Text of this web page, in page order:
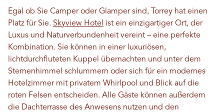
Egal ob Sie Camper oder Glamper sind, Torrey hat einen
Platz für Sie. Skyview Hotel
ist ein einzigartiger Ort, der
Luxus und Naturverbundenheit vereint – eine perfekte
Kombination. Sie können in einer luxuriösen,
lichtdurchfluteten Kuppel übernachten und unter dem
Sternenhimmel schlummern oder sich für ein modernes
Hotelzimmer mit privatem Whirlpool und Blick auf die
roten Felsen entscheiden. Alle Gäste können außerdem
die Dachterrasse des Anwesens nutzen und den